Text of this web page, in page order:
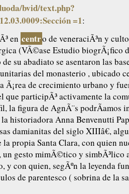
bvid/text.php?
=1:
en centro de veneraciÃ³n y
(VÃ©ase Estudio biogrÃ¡fico
su abadiato se asentaron las
del monasterio , ubicado
Ã¡rea de crecimiento urbano y
que participÃ³ activamente la
la figura de AgnÃ¨s podrÃ­amos
historiadora Anna Benvenutti
damianitas del siglo XIIIâ€,
la propia Santa Clara, con quien
un gesto mimÃ©tico y simbÃ³lico
y con quien, segÃºn la leyenda
de parentesco ( sobrina de la